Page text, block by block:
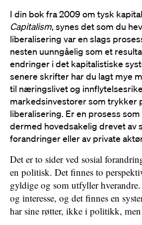
I din bok fra 2009 om tysk
Capitalism, synes det som du
liberalisering var en slags
nesten uunngåelig som et
endringer i det kapitalistiske
senere skrifter har du lagt mye
til næringslivet og
markedsinvestorer som trykker
liberalisering. Er en prosess
dermed hovedsakelig drevet av
forandringer eller av private
Det er to sider ved sosial
en politisk. Det finnes to
gyldige og som utfyller
og interesse, og det finnes en
har sine røtter, ikke i politikk,